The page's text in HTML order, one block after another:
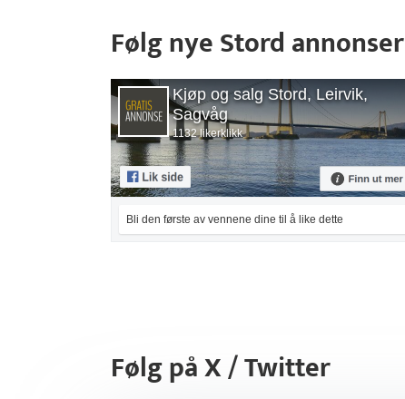
Følg nye Stord
Kjøp og salg Stord, Leirvik,
Sagvåg
1132 likerklikk
Bli den første av vennene dine til å like dette
Følg på X / Twitter